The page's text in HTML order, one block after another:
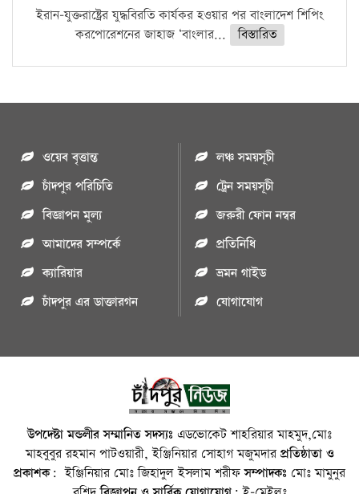
ইরান-যুক্তরাষ্ট্রের যুদ্ধবিরতি কার্যকর হওয়ার পর বাংলাদেশ শিপিং
করপোরেশনের জাহাজ ‘বাংলার...
বিস্তারিত
ওয়েব বৃত্তান্ত
চাঁদপুর পরিচিতি
বিজ্ঞাপন মুল্য
আমাদের সম্পর্কে
ক্যারিয়ার
চাঁদপুর এর ডাক্তারগন
লঞ্চ সময়সূচী
ট্রেন সময়সূচী
জরুরী ফোন নম্বর
প্রতিনিধি
ভ্রমন গাইড
যোগাযোগ
উপদেষ্টা মন্ডলীর সম্মানিত সদস্যঃ এডভোকেট শাহরিয়ার মাহমুদ,মোঃ
মাহবুবুর রহমান পাটওয়ারী, ইঞ্জিনিয়ার সোহাগ মজুমদারপ্রতিষ্ঠাতা ও
প্রকাশক: ইঞ্জিনিয়ার মোঃ জিহাদুল ইসলাম শরীফসম্পাদকঃ মোঃ মামুনুর